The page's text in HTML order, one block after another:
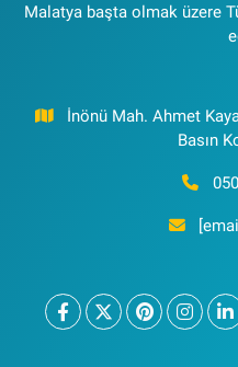
Malatya başta olmak üzere
İnönü Mah. Ahmet
Basın